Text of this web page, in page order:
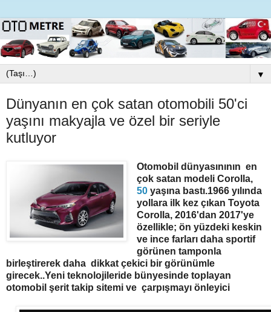
▼
Dünyanın en çok satan otomobili 50'ci
yaşını makyajla ve özel bir seriyle
kutluyor
Otomobil dünyasınının en
çok satan modeli Corolla,
50yaşına bastı.1966 yılında
yollara ilk kez çıkan Toyota
Corolla, 2016'dan 2017'ye
özellikle; ön yüzdeki keskin
ve ince farları daha sportif
görünen tamponla
birleştirerek daha dikkat çekici bir görünümle
girecek..Yeni teknolojileride bünyesinde toplayan
otomobil şerit takip sitemi ve çarpışmayı önleyici